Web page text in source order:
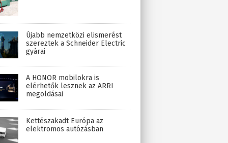
Újabb nemzetközi elismerést
szereztek a Schneider Electric
gyárai
A HONOR mobilokra is
elérhetők lesznek az ARRI
megoldásai
Kettészakadt Európa az
elektromos autózásban